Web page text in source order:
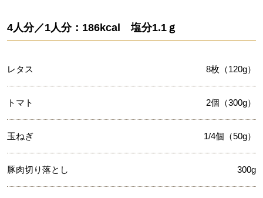
4人分／1人分：186kcal 塩分1.1ｇ
レタス 8枚（120g）
トマト 2個（300g）
玉ねぎ 1/4個（50g）
豚肉切り落とし 300g